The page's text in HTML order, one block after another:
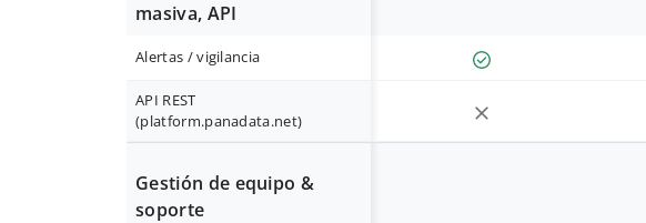
masiva, API
Alertas / vigilancia
API REST
(platform.panadata.net)
Gestión de equipo &
soporte